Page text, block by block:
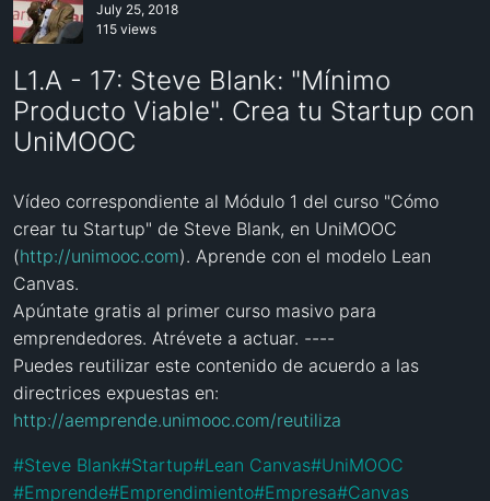
July 25, 2018
115 views
L1.A - 17: Steve Blank: "Mínimo
Producto Viable". Crea tu Startup con
UniMOOC
Vídeo correspondiente al Módulo 1 del curso "Cómo
crear tu Startup" de Steve Blank, en UniMOOC
(http://unimooc.com). Aprende con el modelo Lean
Canvas.
Apúntate gratis al primer curso masivo para
emprendedores. Atrévete a actuar. ----
Puedes reutilizar este contenido de acuerdo a las
http://aemprende.unimooc.com/reutiliza
#Steve Blank#Startup#Lean Canvas#UniMOOC
#Emprende#Emprendimiento#Empresa#Canvas